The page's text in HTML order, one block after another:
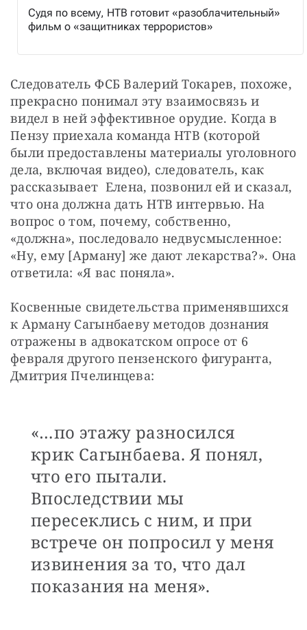
Судя по всему, НТВ готовит «разоблачительный»
фильм о «защитниках террористов»
Следователь ФСБ Валерий Токарев, похоже,
прекрасно понимал эту взаимосвязь и
видел в ней эффективное орудие. Когда в
Пензу приехала команда НТВ (которой
были предоставлены материалы уголовного
дела, включая видео), следователь, как
рассказывает  Елена, позвонил ей и сказал,
что она должна дать НТВ интервью. На
вопрос о том, почему, собственно,
«должна», последовало недвусмысленное:
«Ну, ему [Арману] же дают лекарства?». Она
ответила: «Я вас поняла».
Косвенные свидетельства применявшихся
к Арману Сагынбаеву методов дознания
отражены в адвокатском опросе от 6
февраля другого пензенского фигуранта,
Дмитрия Пчелинцева:
«…по этажу разносился
крик Сагынбаева. Я понял,
что его пытали.
Впоследствии мы
пересеклись с ним, и при
встрече он попросил у меня
извинения за то, что дал
показания на меня».